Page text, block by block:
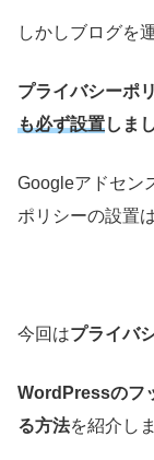
しかしブログを
プライバシーポ
も必ず設置しま
Googleアドセン
ポリシーの設置
今回はプライバ
WordPressのフ
る方法を紹介し